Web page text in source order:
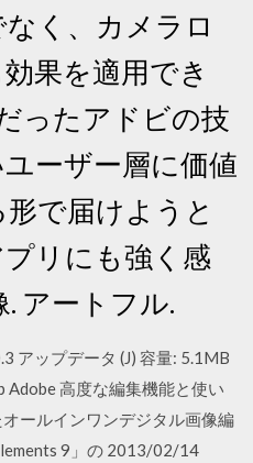
く、カメラロ
果を適用でき
ったアドビの技
ーザー層に価値
で届けようと
リにも強く感
. アートフル.
アップデータ (J) 容量: 5.1MB
高度な編集機能と使い
ールインワンデジタル画像編
9」の 2013/02/14